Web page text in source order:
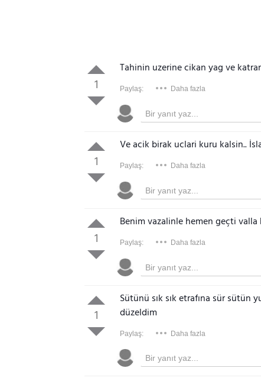
1
Tahinin uzerine cikan yag ve
Paylaş: Daha fazla
1
Ve acik birak uclari kuru kalsin..
Paylaş: Daha fazla
1
Benim vazalinle hemen geçti
Paylaş: Daha fazla
1
Sütünü sık sık etrafına sür sütün
düzeldim
Paylaş: Daha fazla